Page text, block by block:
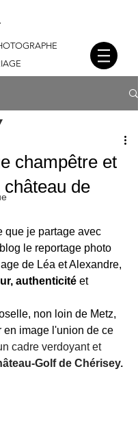
champêtre et
de
que je partage avec
le reportage photo
de Léa et Alexandre,
authenticité et
non loin de Metz,
en image l'union de ce
cadre verdoyant et
Golf de Chérisey.